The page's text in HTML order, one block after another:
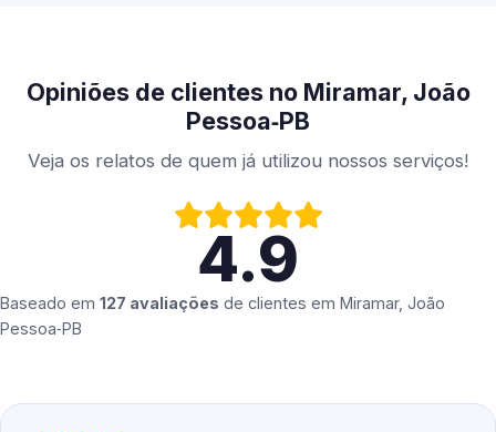
Opiniões de clientes no Miramar, João
Pessoa‑PB
Veja os relatos de quem já utilizou nossos serviços!
4.9
Baseado em 127 avaliações de clientes em Miramar, João
Pessoa‑PB